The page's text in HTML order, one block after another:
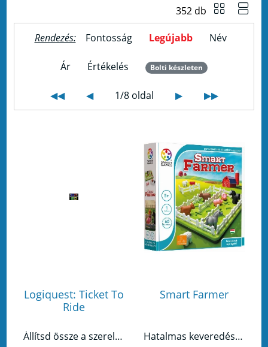
352 db
Rendezés: Fontosság Legújabb Név
Ár Értékelés Bolti készleten
◀◀ ◀ 1/8 oldal ▶ ▶▶
Logiquest: Ticket To
Ride
Állítsd össze a szerelvényt!A Ticket to Ride Pályaudvar egyszemélyes feladatmegoldó játék. A játékosnak 40, egyre nehezülő pályán kell a mozdonyt irányítania úgy, hogy összeálljon a teljes szerelvény.
Smart Farmer
Hatalmas keveredés van a farmon!